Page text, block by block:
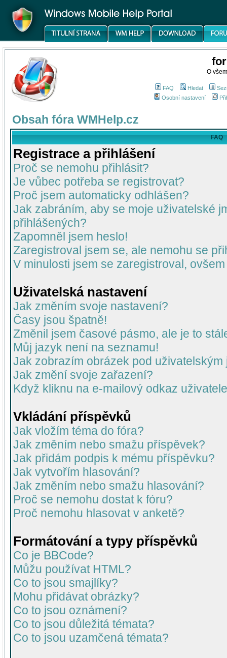
O
FAQ Hledat
Osobní nastavení
Obsah fóra WMHelp.cz
FAQ
Registrace a přihlášení
Proč se nemohu přihlásit?
Je vůbec potřeba se registrovat?
Proč jsem automaticky odhlášen?
Jak zabráním, aby se moje uživatelské
přihlášených?
Zapomněl jsem heslo!
Zaregistroval jsem se, ale nemohu se
V minulosti jsem se zaregistroval,
Uživatelská nastavení
Jak změním svoje nastavení?
Časy jsou špatně!
Změnil jsem časové pásmo, ale je to
Můj jazyk není na seznamu!
Jak zobrazím obrázek pod uživatelským
Jak změní svoje zařazení?
Když kliknu na e-mailový odkaz
Vkládání příspěvků
Jak vložím téma do fóra?
Jak změním nebo smažu příspěvek?
Jak přidám podpis k mému příspěvku?
Jak vytvořím hlasování?
Jak změním nebo smažu hlasování?
Proč se nemohu dostat k fóru?
Proč nemohu hlasovat v anketě?
Formátování a typy příspěvků
Co je BBCode?
Můžu používat HTML?
Co to jsou smajlíky?
Mohu přidávat obrázky?
Co to jsou oznámení?
Co to jsou důležitá témata?
Co to jsou uzamčená témata?